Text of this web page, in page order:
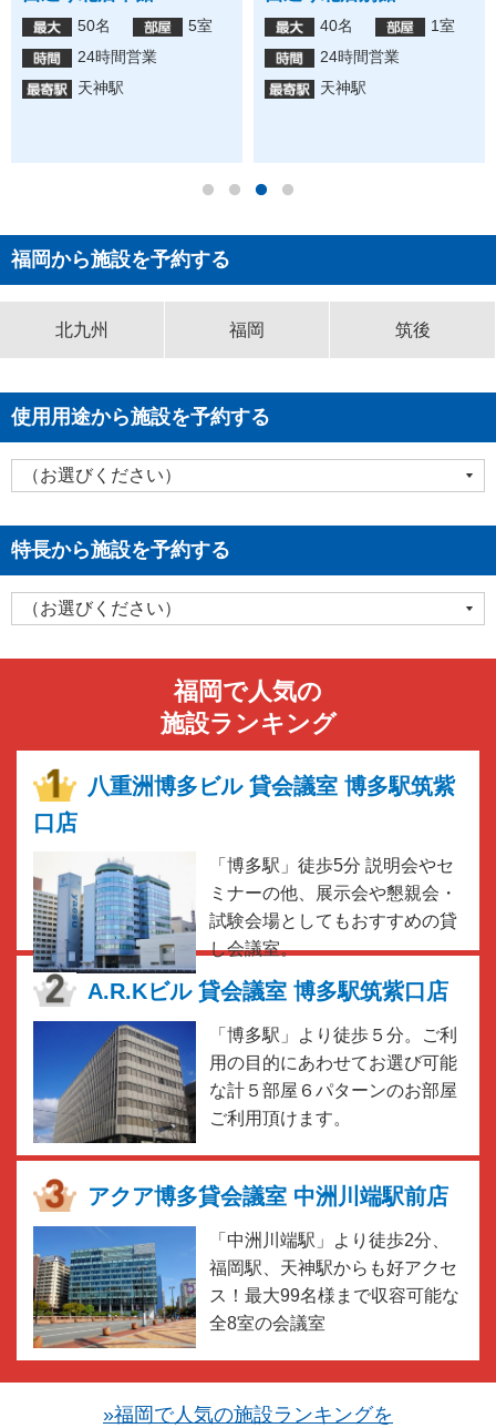
50名
5室
24時間営業
天神駅
40名
1室
24時間営業
天神駅
福岡から施設を予約する
北九州 福岡 筑後
使用用途から施設を予約する
特長から施設を予約する
福岡で人気の
施設ランキング
八重洲博多ビル 貸会議室 博多駅筑紫
口店
「博多駅」徒歩5分 説明会やセ
ミナーの他、展示会や懇親会・
試験会場としてもおすすめの貸
し会議室。
A.R.Kビル 貸会議室 博多駅筑紫口店
「博多駅」より徒歩５分。ご利
用の目的にあわせてお選び可能
な計５部屋６パターンのお部屋
ご利用頂けます。
アクア博多貸会議室 中洲川端駅前店
「中洲川端駅」より徒歩2分、
福岡駅、天神駅からも好アクセ
ス！最大99名様まで収容可能な
全8室の会議室
»福岡で人気の施設ランキングを